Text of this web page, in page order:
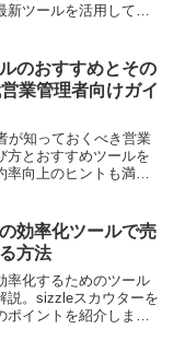
新ツールを活用して、
のおすすめとその
業管理者向けガイ
が知っておくべき営業
方とおすすめツールを
率向上のヒントも満載
効率化ツールで売
方法
率化するためのツール
説。sizzleスカウターを
ポイントを紹介しま